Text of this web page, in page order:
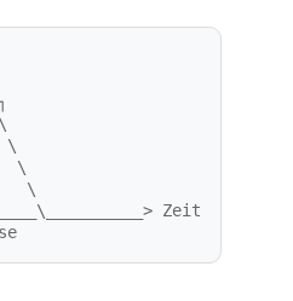
\
\
\
Zeit
        Bremsphase